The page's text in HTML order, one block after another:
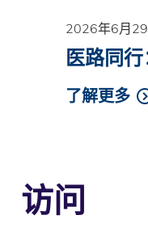
2026年6月29
医路同
了解更多
访问